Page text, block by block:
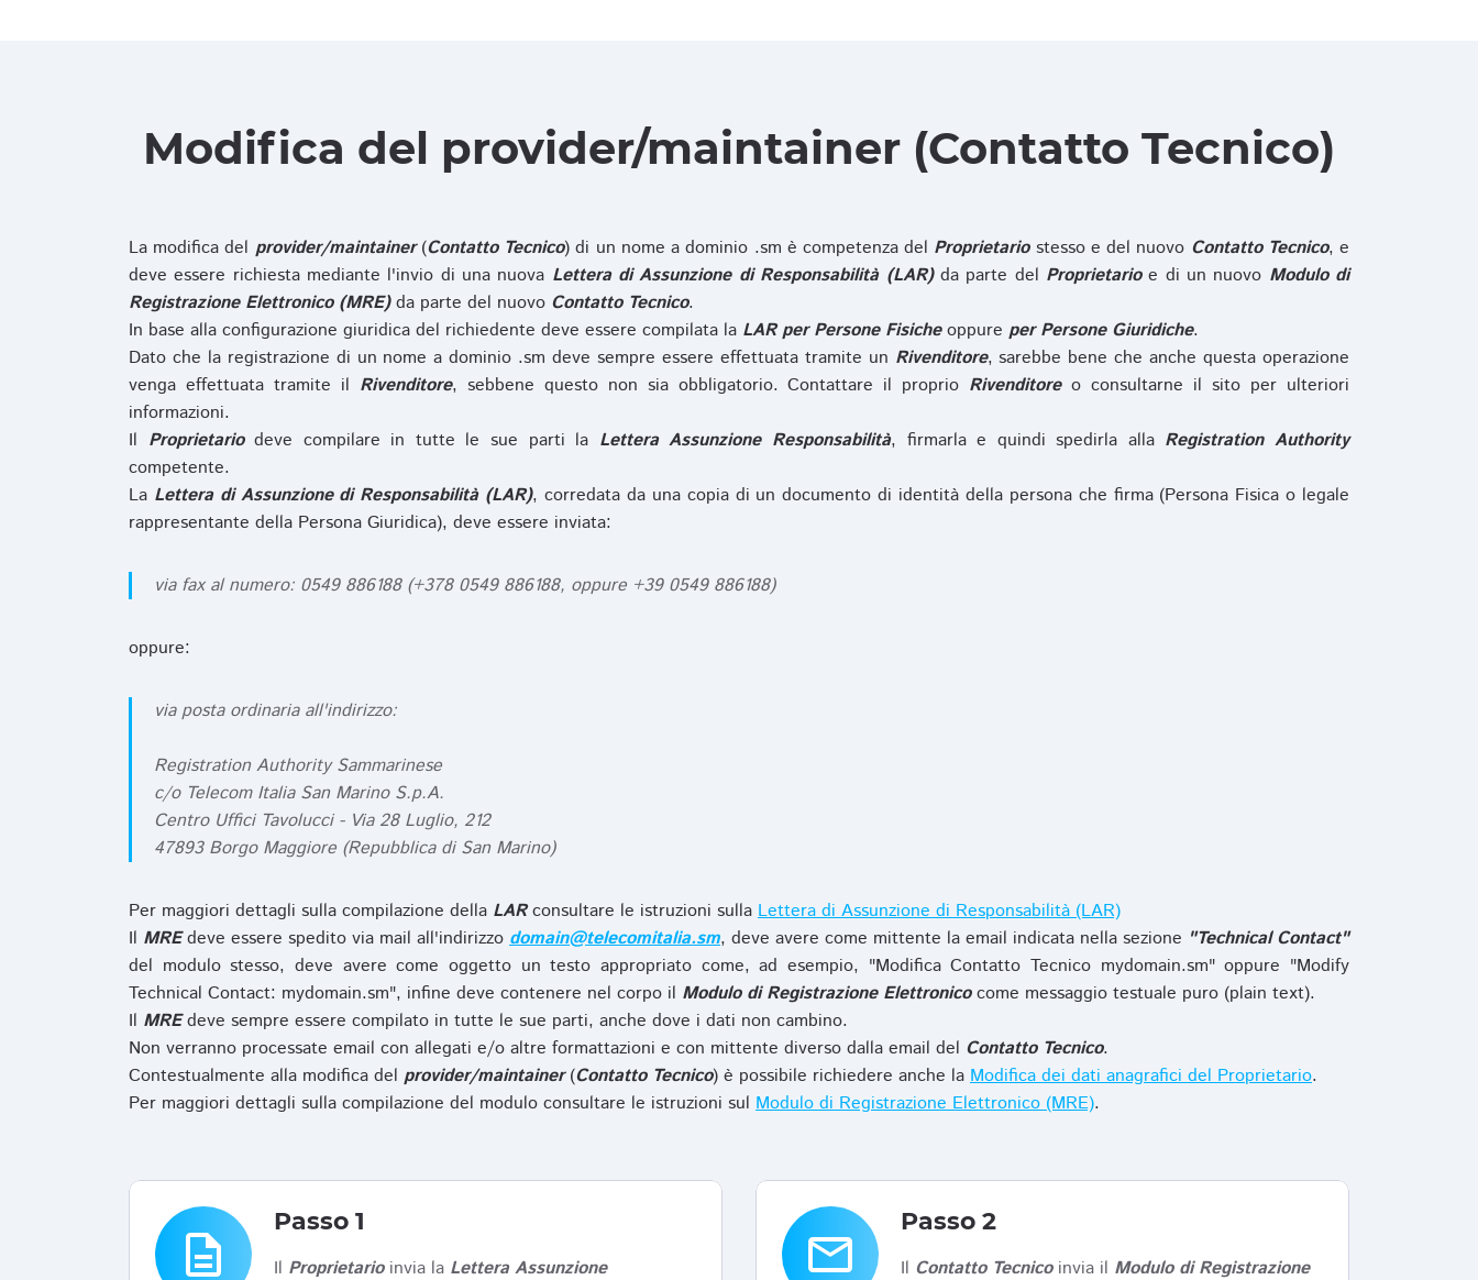
Modifica del provider/maintainer (Contatto Tecnico)
La modifica del provider/maintainer(Contatto Tecnico) di un nome a dominio .sm è competenza del Proprietariostesso e del nuovo Contatto Tecnico, e
deve essere richiesta mediante l'invio di una nuova Lettera di Assunzione di Responsabilità (LAR)da parte del Proprietarioe di un nuovo Modulo di
Registrazione Elettronico (MRE)da parte del nuovo Contatto Tecnico.
In base alla configurazione giuridica del richiedente deve essere compilata la LAR per Persone Fisicheoppure per Persone Giuridiche.
Dato che la registrazione di un nome a dominio .sm deve sempre essere effettuata tramite un Rivenditore, sarebbe bene che anche questa operazione
venga effettuata tramite il Rivenditore, sebbene questo non sia obbligatorio. Contattare il proprio Rivenditoreo consultarne il sito per ulteriori
informazioni.
Il Proprietariodeve compilare in tutte le sue parti la Lettera Assunzione Responsabilità, firmarla e quindi spedirla alla Registration Authority
competente.
La Lettera di Assunzione di Responsabilità (LAR), corredata da una copia di un documento di identità della persona che firma (Persona Fisica o legale
rappresentante della Persona Giuridica), deve essere inviata:
via fax al numero: 0549 886188 (+378 0549 886188, oppure +39 0549 886188)
oppure:
via posta ordinaria all'indirizzo:
Registration Authority Sammarinese
c/o Telecom Italia San Marino S.p.A.
Centro Uffici Tavolucci - Via 28 Luglio, 212
47893 Borgo Maggiore (Repubblica di San Marino)
Per maggiori dettagli sulla compilazione della LARconsultare le istruzioni sulla Lettera di Assunzione di Responsabilità (LAR)
Il MREdeve essere spedito via mail all'indirizzo domain@telecomitalia.sm, deve avere come mittente la email indicata nella sezione "Technical Contact"
del modulo stesso, deve avere come oggetto un testo appropriato come, ad esempio, "Modifica Contatto Tecnico mydomain.sm" oppure "Modify
Technical Contact: mydomain.sm", infine deve contenere nel corpo il Modulo di Registrazione Elettronicocome messaggio testuale puro (plain text).
Il MREdeve sempre essere compilato in tutte le sue parti, anche dove i dati non cambino.
Non verranno processate email con allegati e/o altre formattazioni e con mittente diverso dalla email del Contatto Tecnico.
Contestualmente alla modifica del provider/maintainer(Contatto Tecnico) è possibile richiedere anche la Modifica dei dati anagrafici del Proprietario.
Per maggiori dettagli sulla compilazione del modulo consultare le istruzioni sul Modulo di Registrazione Elettronico (MRE).
description
Passo 1
Il Proprietarioinvia la Lettera Assunzione email
Passo 2
Il Contatto Tecnicoinvia il Modulo di Registrazione